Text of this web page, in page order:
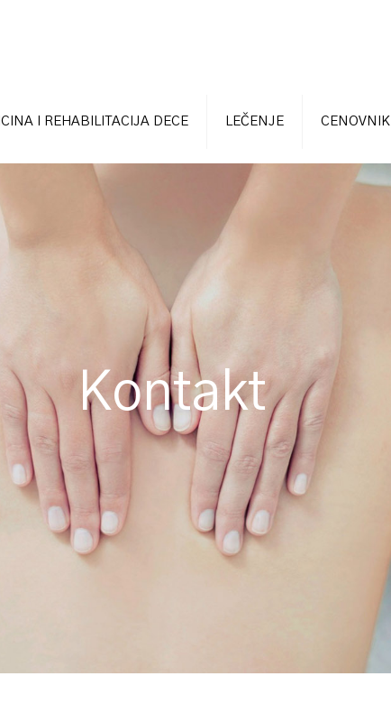
I REHABILITACIJA DECE LEČENJE CENOVNIK
Kontakt